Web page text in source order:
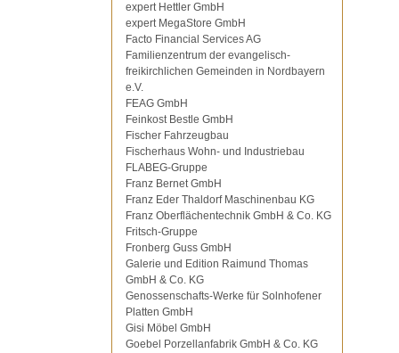
expert Hettler GmbH
expert MegaStore GmbH
Facto Financial Services AG
Familienzentrum der evangelisch-
freikirchlichen Gemeinden in Nordbayern
e.V.
FEAG GmbH
Feinkost Bestle GmbH
Fischer Fahrzeugbau
Fischerhaus Wohn- und Industriebau
FLABEG-Gruppe
Franz Bernet GmbH
Franz Eder Thaldorf Maschinenbau KG
Franz Oberflächentechnik GmbH & Co. KG
Fritsch-Gruppe
Fronberg Guss GmbH
Galerie und Edition Raimund Thomas
GmbH & Co. KG
Genossenschafts-Werke für Solnhofener
Platten GmbH
Gisi Möbel GmbH
Goebel Porzellanfabrik GmbH & Co. KG